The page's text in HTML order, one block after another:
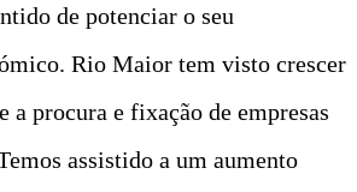
de potenciar o seu
Rio Maior tem visto crescer
procura e fixação de empresas
assistido a um aumento